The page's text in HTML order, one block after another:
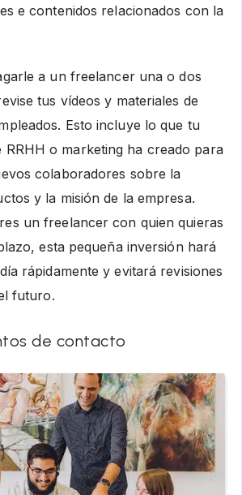
e contenidos relacionados con la
a un freelancer una o dos
tus vídeos y materiales de
Esto incluye lo que tu
RRHH o marketing ha creado para
colaboradores sobre la
y la misión de la empresa.
un freelancer con quien quieras
esta pequeña inversión hará
rápidamente y evitará revisiones
futuro.
de contacto